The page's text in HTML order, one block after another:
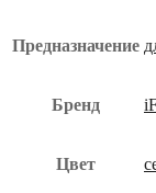
Предназначение
Бренд
Цвет